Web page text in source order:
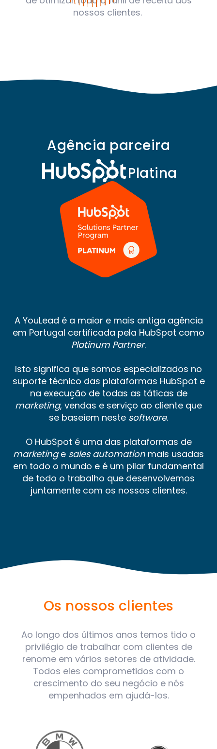
nossos clientes.
Agência parceira
Platina
A YouLead é a maior e mais antiga agência
em Portugal certificada pela HubSpot como
Platinum Partner.
Isto significa que somos especializados no
suporte técnico das plataformas HubSpot e
na execução de todas as táticas de
marketing, vendas e serviço ao cliente que
se baseiem neste software.
O HubSpot é uma das plataformas de
marketinge sales automation mais usadas
em todo o mundo e é um pilar fundamental
de todo o trabalho que desenvolvemos
juntamente com os nossos clientes.
Os nossos clientes
Ao longo dos últimos anos temos tido o
privilégio de trabalhar com clientes de
renome em vários setores de atividade.
Todos eles comprometidos com o
crescimento do seu negócio e nós
empenhados em ajudá-los.